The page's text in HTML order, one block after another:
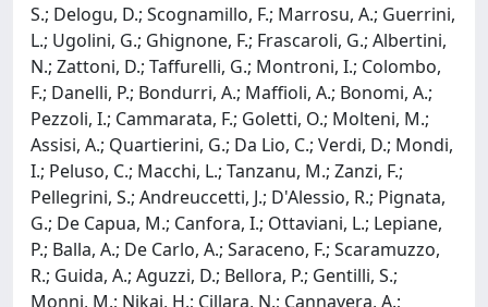
S.; Delogu, D.; Scognamillo, F.; Marrosu, A.; Guerrini,
L.; Ugolini, G.; Ghignone, F.; Frascaroli, G.; Albertini,
N.; Zattoni, D.; Taffurelli, G.; Montroni, I.; Colombo,
F.; Danelli, P.; Bondurri, A.; Maffioli, A.; Bonomi, A.;
Pezzoli, I.; Cammarata, F.; Goletti, O.; Molteni, M.;
Assisi, A.; Quartierini, G.; Da Lio, C.; Verdi, D.; Mondi,
I.; Peluso, C.; Macchi, L.; Tanzanu, M.; Zanzi, F.;
Pellegrini, S.; Andreuccetti, J.; D'Alessio, R.; Pignata,
G.; De Capua, M.; Canfora, I.; Ottaviani, L.; Lepiane,
P.; Balla, A.; De Carlo, A.; Saraceno, F.; Scaramuzzo,
R.; Guida, A.; Aguzzi, D.; Bellora, P.; Gentilli, S.;
Monni, M.; Nikaj, H.; Cillara, N.; Cannavera, A.;